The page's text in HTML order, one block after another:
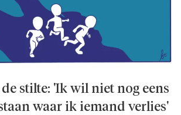
stilte: 'Ik wil niet nog eens
waar ik iemand verlies'